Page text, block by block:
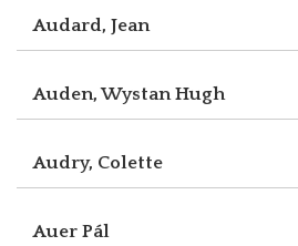
Audard, Jean
Auden, Wystan Hugh
Audry, Colette
Auer Pál